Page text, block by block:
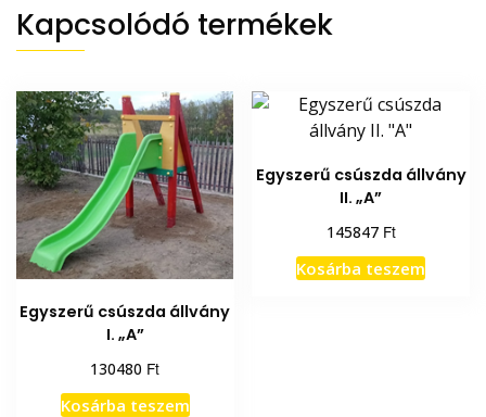
Kapcsolódó termékek
Egyszerű csúszda állvány
I. „A”
130480 Ft
Kosárba teszem
Egyszerű csúszda állvány
II. „A”
145847 Ft
Kosárba teszem